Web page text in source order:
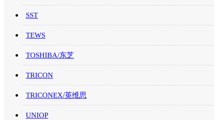
SST
TEWS
TOSHIBA/东芝
TRICON
TRICONEX/英维思
UNIOP